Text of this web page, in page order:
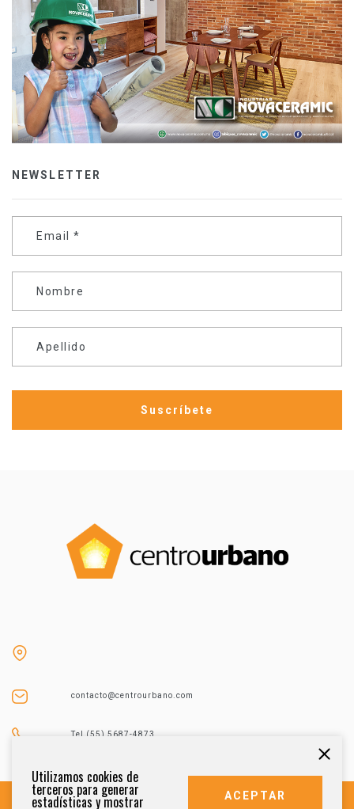
NEWSLETTER
Email *
Nombre
Apellido
contacto@centrourbano.com
Tel (55) 5687-4873
Utilizamos cookies de
terceros para generar
estadísticas y mostrar ACEPTAR